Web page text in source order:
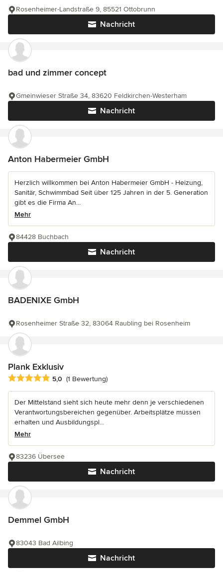
Nachricht
Rosenheimer-Landstraße 9, 85521 Ottobrunn
bad und zimmer concept
Nachricht
Gmeinwieser Straße 34, 83620 Feldkirchen-Westerham
Anton Habermeier GmbH
Herzlich willkommen bei Anton Habermeier GmbH - Heizung,
Sanitär, Schwimmbad Seit über 125 Jahren in der 5. Generation
gibt es die Firma An...
Mehr
Nachricht
84428 Buchbach
BADENIXE GmbH
Rosenheimer Straße 32, 83064 Raubling bei Rosenheim
Plank Exklusiv
Durchschnittliche Bewertung: 5 von 5 Sternen
5,0 (1 Bewertung)
Der Mittelstand sieht sich heute mehr denn je verschiedenen
Verantwortungsbereichen gegenüber. Arbeitsplätze müssen
erhalten und Ausbildungspl...
Mehr
Nachricht
83236 Übersee
Demmel GmbH
Nachricht
83043 Bad Ailbing